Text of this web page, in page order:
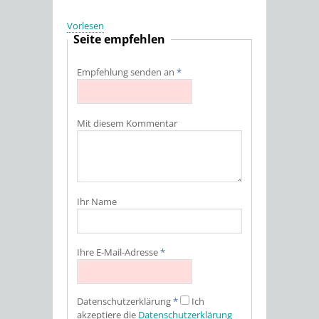
Vorlesen
Seite empfehlen
Empfehlung senden an *
Mit diesem Kommentar
Ihr Name
Ihre E-Mail-Adresse*
Datenschutz­erklärung*
Ich
akzeptiere die Datenschutz­erklärung